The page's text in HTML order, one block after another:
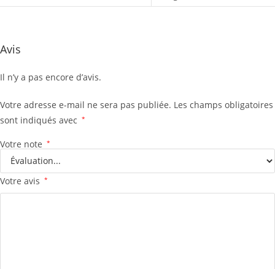
Avis
Il n’y a pas encore d’avis.
Votre adresse e-mail ne sera pas publiée. Les champs obligatoires
sont indiqués avec *
Votre note *
Votre avis *